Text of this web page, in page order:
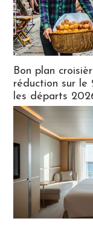
Bon plan
réduction sur le
les départs